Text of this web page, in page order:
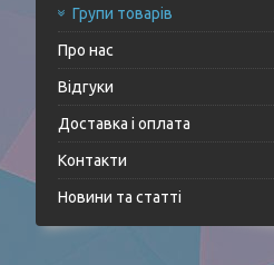
Групи товарів
Про нас
Відгуки
Доставка і оплата
Контакти
Новини та статті